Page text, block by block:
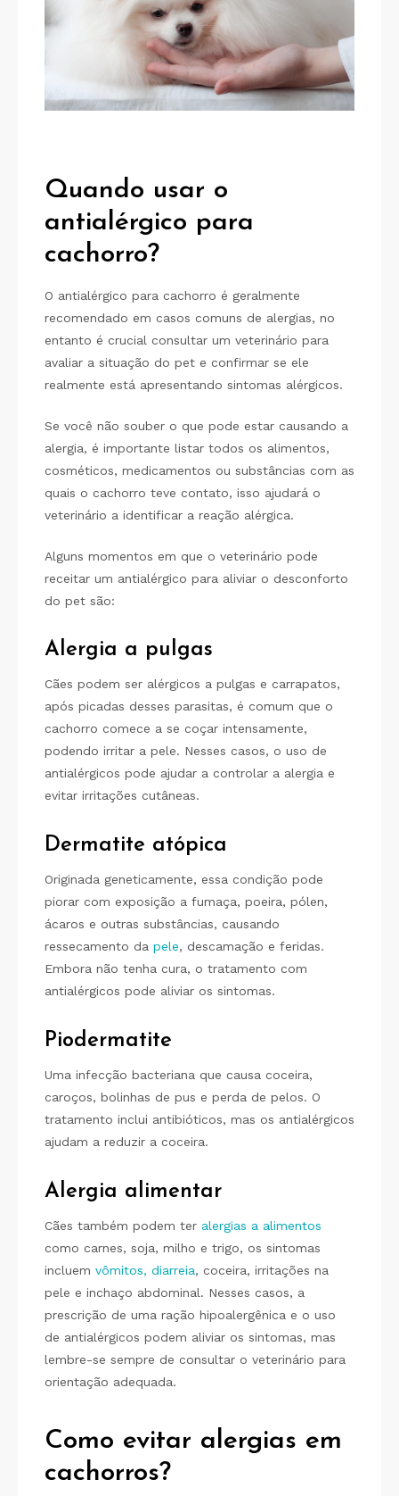
Quando usar o
antialérgico para
cachorro?
O antialérgico para cachorro é geralmente
recomendado em casos comuns de alergias, no
entanto é crucial consultar um veterinário para
avaliar a situação do pet e confirmar se ele
realmente está apresentando sintomas alérgicos.
Se você não souber o que pode estar causando a
alergia, é importante listar todos os alimentos,
cosméticos, medicamentos ou substâncias com as
quais o cachorro teve contato, isso ajudará o
veterinário a identificar a reação alérgica.
Alguns momentos em que o veterinário pode
receitar um antialérgico para aliviar o desconforto
do pet são:
Alergia a pulgas
Cães podem ser alérgicos a pulgas e carrapatos,
após picadas desses parasitas, é comum que o
cachorro comece a se coçar intensamente,
podendo irritar a pele. Nesses casos, o uso de
antialérgicos pode ajudar a controlar a alergia e
evitar irritações cutâneas.
Dermatite atópica
Originada geneticamente, essa condição pode
piorar com exposição a fumaça, poeira, pólen,
ácaros e outras substâncias, causando
ressecamento da pele, descamação e feridas.
Embora não tenha cura, o tratamento com
antialérgicos pode aliviar os sintomas.
Piodermatite
Uma infecção bacteriana que causa coceira,
caroços, bolinhas de pus e perda de pelos. O
tratamento inclui antibióticos, mas os antialérgicos
ajudam a reduzir a coceira.
Alergia alimentar
Cães também podem ter alergias a alimentos
como carnes, soja, milho e trigo, os sintomas
incluem vômitos, diarreia, coceira, irritações na
pele e inchaço abdominal. Nesses casos, a
prescrição de uma ração hipoalergênica e o uso
de antialérgicos podem aliviar os sintomas, mas
lembre-se sempre de consultar o veterinário para
orientação adequada.
Como evitar alergias em
cachorros?